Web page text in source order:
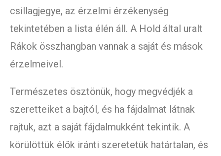
csillagjegye, az érzelmi érzékenység
tekintetében a lista élén áll. A Hold által uralt
Rákok összhangban vannak a saját és mások
érzelmeivel.
Természetes ösztönük, hogy megvédjék a
szeretteiket a bajtól, és ha fájdalmat látnak
rajtuk, azt a saját fájdalmukként tekintik. A
körülöttük élők iránti szeretetük határtalan, és